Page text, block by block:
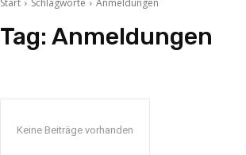
Start Schlagworte Anmeldungen
Tag: Anmeldungen
Keine Beiträge vorhanden